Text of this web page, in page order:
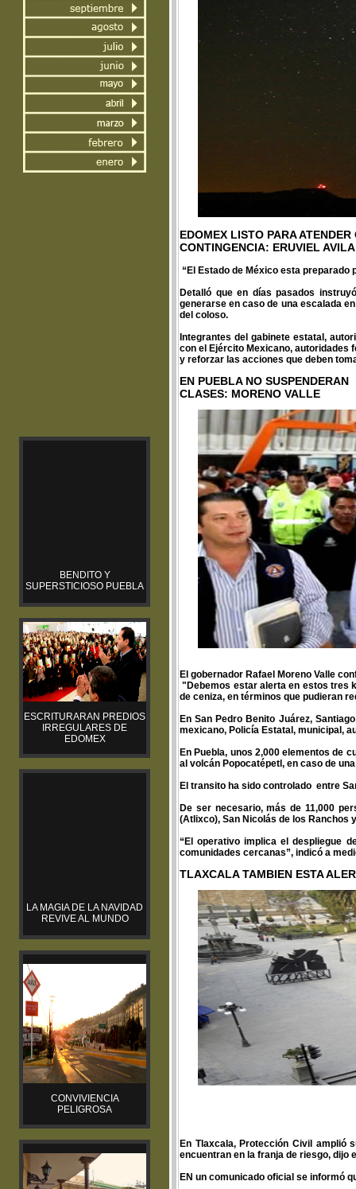
BENDITO Y
SUPERSTICIOSO PUEBLA
ESCRITURARAN PREDIOS
IRREGULARES DE
EDOMEX
LA MAGIA DE LA NAVIDAD
REVIVE AL MUNDO
CONVIVIENCIA
PELIGROSA
EDOMEX LISTO PARA
CONTINGENCIA: ERUVIEL AVILA
“El Estado de México esta
Detalló que en días pasados
generarse en caso de una escalada
del coloso.
Integrantes del gabinete estatal,
con el Ejército Mexicano, autoridades
y reforzar las acciones que deben
EN PUEBLA NO SUSPENDERAN
CLASES: MORENO VALLE
El gobernador Rafael Moreno Valle
"Debemos estar alerta en estos tres
de ceniza, en términos que pudieran
En San Pedro Benito Juárez,
mexicano, Policía Estatal, municipal,
En Puebla, unos 2,000 elementos de
al volcán Popocatépetl, en caso de
El transito ha sido controlado entre
De ser necesario, más de 11,000
(Atlixco), San Nicolás de los Ranchos
“El operativo implica el despliegue
comunidades cercanas”, indicó a
TLAXCALA TAMBIEN ESTA
En Tlaxcala, Protección Civil
encuentran en la franja de riesgo, dijo
EN un comunicado oficial se informó